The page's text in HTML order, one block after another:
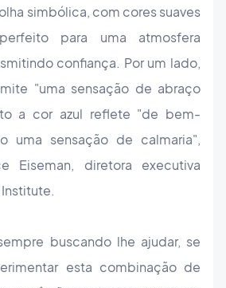
simbólica, com cores suaves
para uma atmosfera
confiança. Por um lado,
"uma sensação de abraço
a cor azul reflete "de bem-
uma sensação de calmaria",
Eiseman, diretora executiva
buscando lhe ajudar, se
esta combinação de